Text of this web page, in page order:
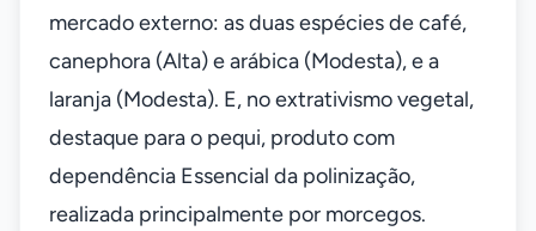
mercado externo: as duas espécies de café,
canephora (Alta) e arábica (Modesta), e a
laranja (Modesta). E, no extrativismo vegetal,
destaque para o pequi, produto com
dependência Essencial da polinização,
realizada principalmente por morcegos.